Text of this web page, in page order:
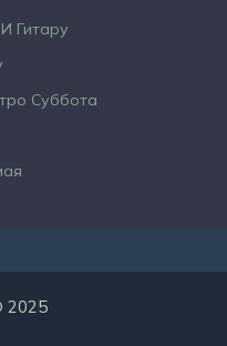
Гитару
Суббота
2025